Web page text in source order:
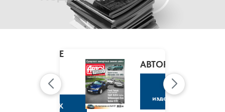
CLAIRE
МАРИ
КЛЭР
К
АВТОРЕВЮ
К
изданию